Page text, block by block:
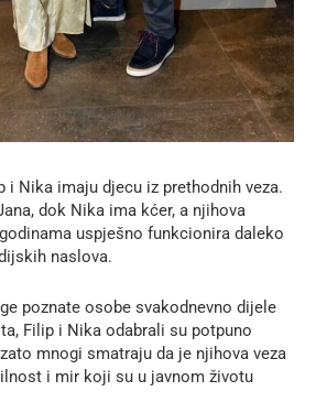
i Nika imaju djecu iz prethodnih veza.
dok Nika ima kćer, a njihova
uspješno funkcionira daleko
naslova.
poznate osobe svakodnevno dijele
Filip i Nika odabrali su potpuno
mnogi smatraju da je njihova veza
i mir koji su u javnom životu